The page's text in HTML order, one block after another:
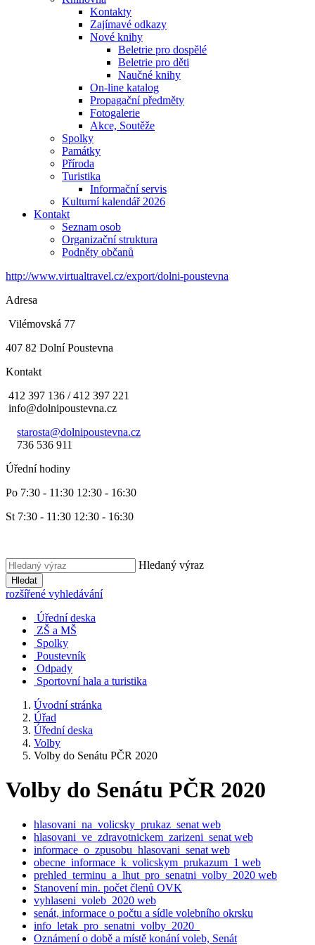
Kontakty
Zajímavé odkazy
Nové knihy
Beletrie pro dospělé
Beletrie pro děti
Naučné knihy
On-line katalog
Propagační předměty
Fotogalerie
Akce, Soutěže
Spolky
Památky
Příroda
Turistika
Informační servis
Kulturní kalendář 2026
Kontakt
Seznam osob
Organizační struktura
Podněty občanů
http://www.virtualtravel.cz/export/dolni-poustevna
Adresa
Vilémovská 77
407 82 Dolní Poustevna
Kontakt
412 397 136 / 412 397 221
info@dolnipoustevna.cz
starosta@dolnipoustevna.cz
736 536 911
Úřední hodiny
Po 7:30 - 11:30 12:30 - 16:30
St 7:30 - 11:30 12:30 - 16:30
Hledaný výraz
Hledat
rozšířené vyhledávání
Úřední deska
ZŠ a MŠ
Spolky
Poustevník
Odpady
Sportovní hala a turistika
Úvodní stránka
Úřad
Úřední deska
Volby
Volby do Senátu PČR 2020
Volby do Senátu PČR 2020
hlasovani_na_volicsky_prukaz_senat web
hlasovani_ve_zdravotnickem_zarizeni_senat web
informace_o_zpusobu_hlasovani_senat web
obecne_informace_k_volicskym_prukazum_1 web
prehled_terminu_a_lhut_pro_senatni_volby_2020 web
Stanovení min. počet členů OVK
vyhlaseni_voleb_2020 web
senát, informace o počtu a sídle volebního okrsku
info_letak_pro_senatni_volby_2020_
Oznámení o době a místě konání voleb, Senát